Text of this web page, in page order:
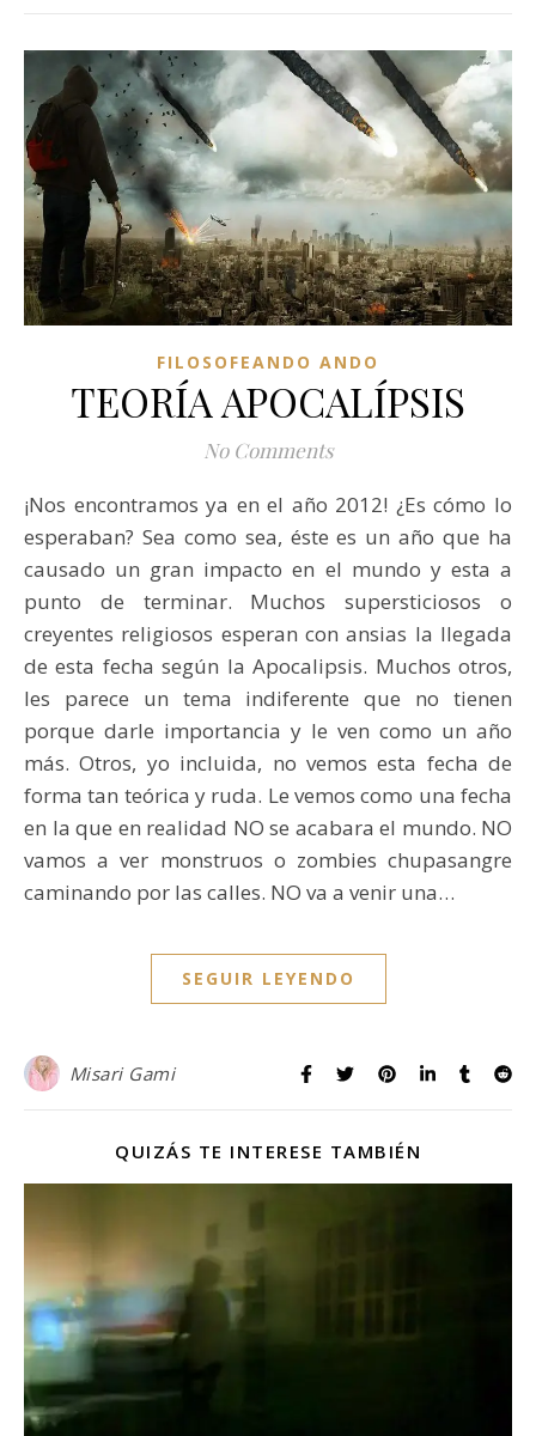
FILOSOFEANDO ANDO
TEORÍA APOCALÍPSIS
No Comments
¡Nos encontramos ya en el año 2012! ¿Es cómo lo
esperaban? Sea como sea, éste es un año que ha
causado un gran impacto en el mundo y esta a
punto de terminar. Muchos supersticiosos o
creyentes religiosos esperan con ansias la llegada
de esta fecha según la Apocalipsis. Muchos otros,
les parece un tema indiferente que no tienen
porque darle importancia y le ven como un año
más. Otros, yo incluida, no vemos esta fecha de
forma tan teórica y ruda. Le vemos como una fecha
en la que en realidad NO se acabara el mundo. NO
vamos a ver monstruos o zombies chupasangre
caminando por las calles. NO va a venir una…
SEGUIR LEYENDO
Misari Gami
QUIZÁS TE INTERESE TAMBIÉN